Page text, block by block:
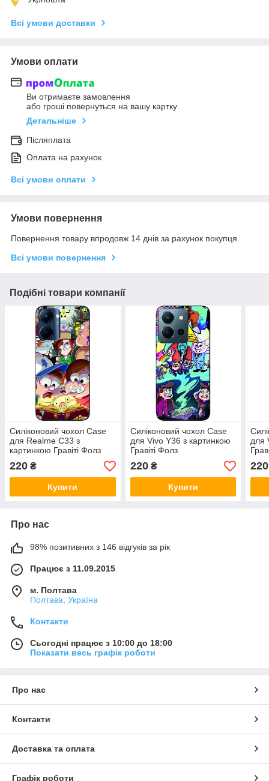
Всі умови доставки
Умови оплати
Ви отримаєте замовлення
або гроші повернуться на вашу картку
Детальніше
Післяплата
Оплата на рахунок
Всі умови оплати
Умови повернення
Повернення товару впродовж 14 днів за рахунок покупця
Всі умови повернення
Подібні товари компанії
Силіконовий чохол Case
для Realme C33 з
картинкою Гравіті Фолз
герої
220 ₴
Купити
Силіконовий чохол Case
для Vivo Y36 з картинкою
Гравіті Фолз
220₴
Купити
для
220
Про нас
98% позитивних з 146 відгуків за рік
Працює з 11.09.2015
м. Полтава
Полтава, Україна
Контакти
Сьогодні працює з 10:00 до 18:00
Показати весь графік роботи
Про нас
Контакти
Доставка та оплата
Графік роботи